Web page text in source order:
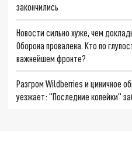
закончились
Новости сильно хуже, чем
Оборона провалена. Кто по
важнейшем фронте?
Разгром Wildberries и циничное
уезжает: "Последние копейки"